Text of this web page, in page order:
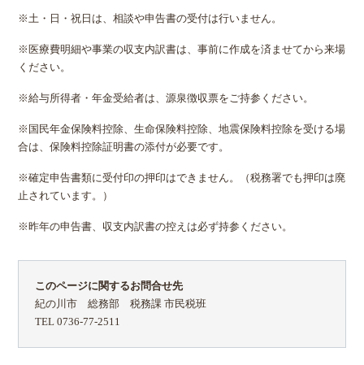
※土・日・祝日は、相談や申告書の受付は行いません。
※医療費明細や事業の収支内訳書は、事前に作成を済ませてから来場
ください。
※給与所得者・年金受給者は、源泉徴収票をご持参ください。
※国民年金保険料控除、生命保険料控除、地震保険料控除を受ける場
合は、保険料控除証明書の添付が必要です。
※確定申告書類に受付印の押印はできません。（税務署でも押印は廃
止されています。）
※昨年の申告書、収支内訳書の控えは必ず持参ください。
このページに関するお問合せ先
紀の川市 総務部 税務課 市民税班
TEL 0736-77-2511